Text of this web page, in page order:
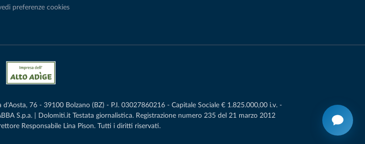
preferenze cookies
76 - 39100 Bolzano (BZ) - P.I. 03027860216 - Capitale Sociale € 1.825.000,00 i.v. -
S.p.a. | Dolomiti.it Testata giornalistica. Registrazione numero 235 del 21 marzo 2012
Responsabile Lina Pison. Tutti i diritti riservati.